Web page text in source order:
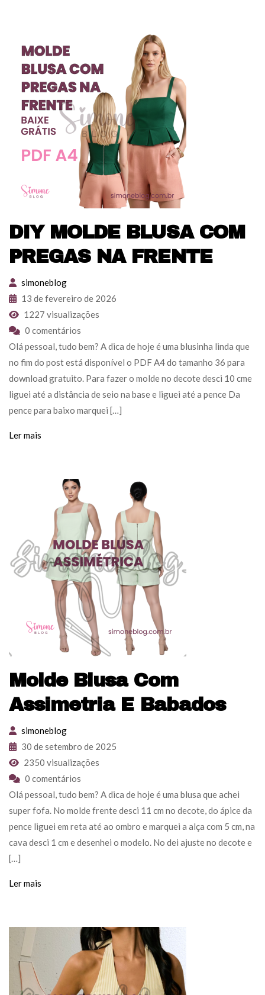
DIY MOLDE BLUSA COM
PREGAS NA FRENTE
simoneblog
13 de fevereiro de 2026
1227 visualizações
0 comentários
Olá pessoal, tudo bem? A dica de hoje é uma blusinha linda que
no fim do post está disponível o PDF A4 do tamanho 36 para
download gratuito. Para fazer o molde no decote desci 10 cme
liguei até a distância de seio na base e liguei até a pence Da
pence para baixo marquei […]
Ler mais
Molde Blusa Com
Assimetria E Babados
simoneblog
30 de setembro de 2025
2350 visualizações
0 comentários
Olá pessoal, tudo bem? A dica de hoje é uma blusa que achei
super fofa. No molde frente desci 11 cm no decote, do ápice da
pence liguei em reta até ao ombro e marquei a alça com 5 cm, na
cava desci 1 cm e desenhei o modelo. No dei ajuste no decote e
[…]
Ler mais